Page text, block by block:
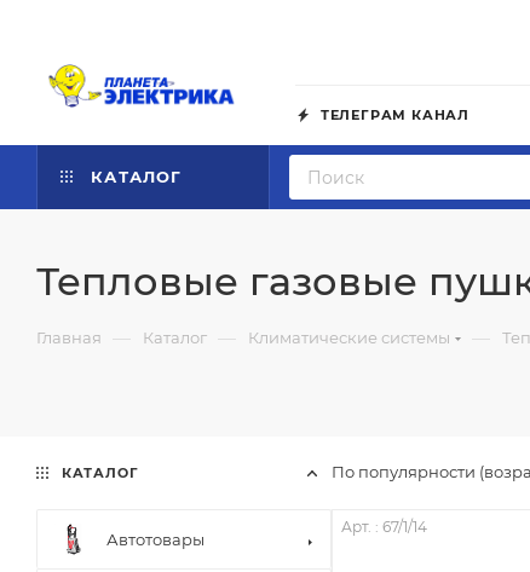
ТЕЛЕГРАМ КАНАЛ
КАТАЛОГ
Тепловые газовые
Главная — Каталог — Климатические системы —
По популярности
Арт. : 67/1/14
КАТАЛОГ
Автотовары